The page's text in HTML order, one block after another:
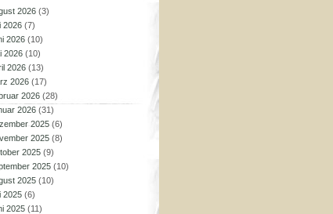
2026 (3)
2026 (7)
2026 (10)
2026 (10)
2026 (13)
2026 (17)
2026 (28)
2026 (31)
2025 (6)
2025 (8)
2025 (9)
2025 (10)
2025 (10)
2025 (6)
2025 (11)